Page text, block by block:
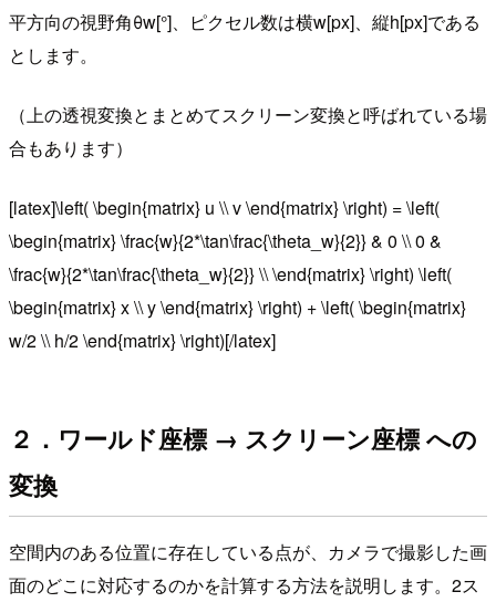
平方向の視野角θw[°]、ピクセル数は横w[px]、縦h[px]である
とします。
（上の透視変換とまとめてスクリーン変換と呼ばれている場
合もあります）
[latex]\left( \begin{matrix} u \\ v \end{matrix} \right) = \left(
\begin{matrix} \frac{w}{2*\tan\frac{\theta_w}{2}} & 0 \\ 0 &
\frac{w}{2*\tan\frac{\theta_w}{2}} \\ \end{matrix} \right) \left(
\begin{matrix} x \\ y \end{matrix} \right) + \left( \begin{matrix}
w/2 \\ h/2 \end{matrix} \right)[/latex]
２．ワールド座標 → スクリーン座標 への
変換
空間内のある位置に存在している点が、カメラで撮影した画
面のどこに対応するのかを計算する方法を説明します。2ス